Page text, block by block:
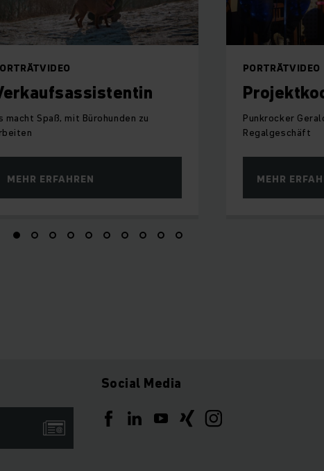
macht Spaß, mit Bürohunden zu
MEHR ERFAHREN
PORTRÄTVIDEO
Punkrocker
Regalgeschäft
MEHR
Social Media